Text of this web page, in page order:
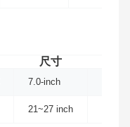
尺寸
7.0-inch
21~27 inch